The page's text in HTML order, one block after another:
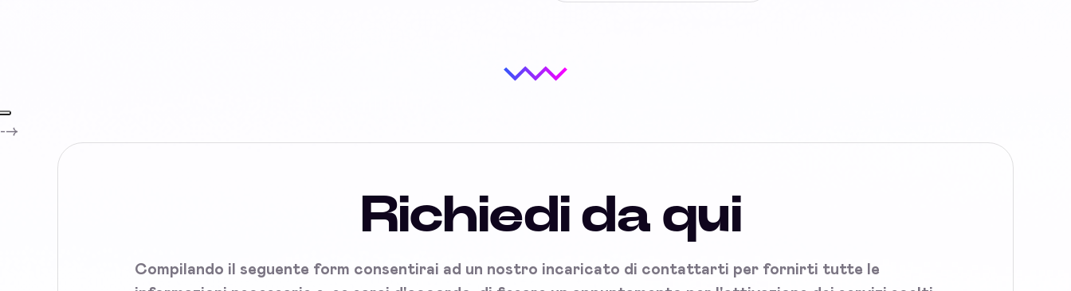
-->
Richiedi da qui
Compilando il seguente form consentirai ad un nostro incaricato di contattarti per fornirti tutte le